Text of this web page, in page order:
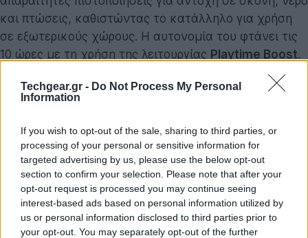
Techgear.gr - Do Not Process My Personal
Information
If you wish to opt-out of the sale, sharing to third parties, or
processing of your personal or sensitive information for
targeted advertising by us, please use the below opt-out
section to confirm your selection. Please note that after your
opt-out request is processed you may continue seeing
interest-based ads based on personal information utilized by
us or personal information disclosed to third parties prior to
your opt-out. You may separately opt-out of the further
και πτώσεις, καθιστώντας το κατάλληλο για χρήση
σε εξωτερικούς χώρους. Η αυτονομία του φτάνει τις
10 ώρες με τη χρήση της λειτουργίας Playtime Boost.
απώλειες (lossless) και είναι πλήρως συμβατό με το
Στον τομέα της βιωσιμότητας, η JBLχρησιμοποίησε
ανακυκλωμένο πλαστικό για την κατασκευή του,
απέκλεισε τη χρήση PVC και επέλεξε συσκευασία από
χαρτί με πιστοποίηση FSC. Η διαχείριση και
παραμετροποίηση του ηχείου γίνεται μέσω της
εφαρμογής JBL Portable.